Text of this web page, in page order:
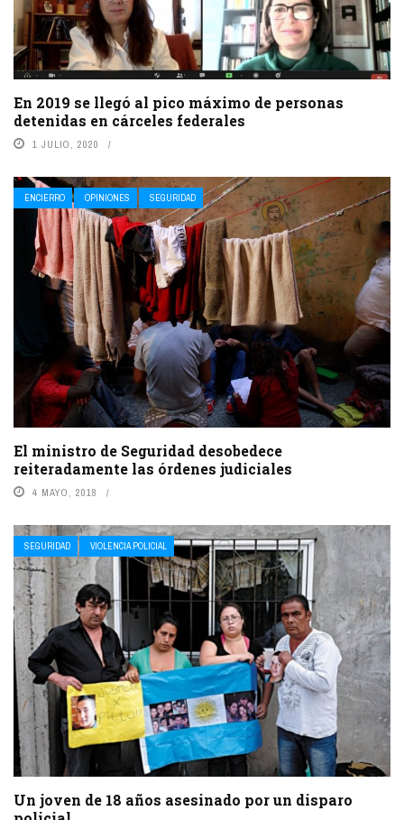
En 2019 se llegó al pico máximo de personas
detenidas en cárceles federales
1 JULIO, 2020
ENCIERRO OPINIONES SEGURIDAD
El ministro de Seguridad desobedece
reiteradamente las órdenes judiciales
4 MAYO, 2018
SEGURIDAD VIOLENCIA POLICIAL
Un joven de 18 años asesinado por un disparo